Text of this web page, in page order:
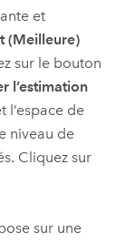
et
(Meilleure)
sur le bouton
l’estimation
l’espace de
niveau de
Cliquez sur
sur une